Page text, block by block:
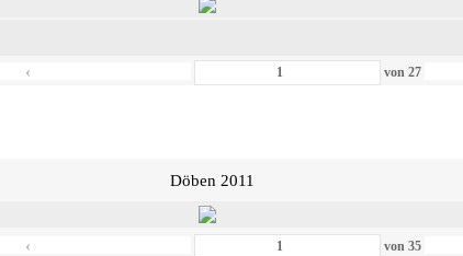
‹ von27
Döben 2011
‹ von35